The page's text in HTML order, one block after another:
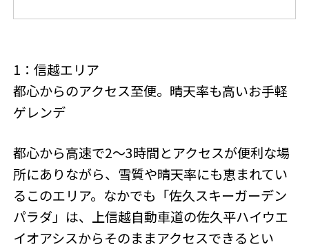
1：信越エリア
都心からのアクセス至便。晴天率も高いお手軽
ゲレンデ
都心から高速で2～3時間とアクセスが便利な場
所にありながら、雪質や晴天率にも恵まれてい
るこのエリア。なかでも「佐久スキーガーデン
パラダ」は、上信越自動車道の佐久平ハイウエ
イオアシスからそのままアクセスできるとい